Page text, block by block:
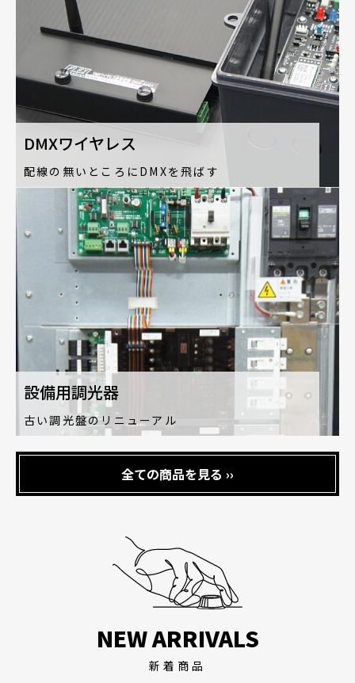
DMXワイヤレス
配線の無いところにDMXを飛ばす
設備用調光器
古い調光盤のリニューアル
全ての商品を見る ››
NEW ARRIVALS
新着商品